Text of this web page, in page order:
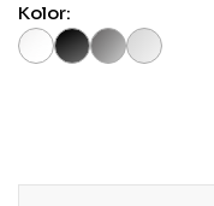
Kolor: